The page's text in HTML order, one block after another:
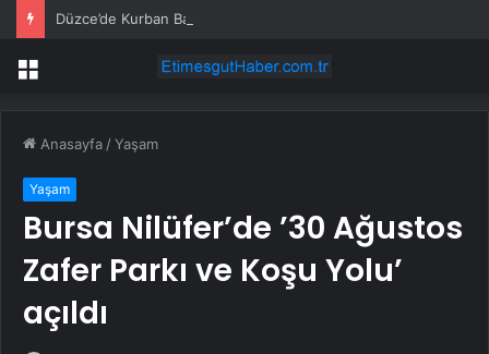
Düzce’de Kurban Bayramı Trafiği Yoğunlaştı
Menü
Anasayfa /Yaşam
Yaşam
Bursa Nilüfer’de ’30 Ağustos
Zafer Parkı ve Koşu Yolu’
açıldı